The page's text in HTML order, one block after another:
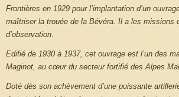
Frontières en 1929 pour l’implantation d’un
maîtriser la trouée de la Bévéra. Il a les missions
d’observation
Edifié de 1930 à 1937, cet ouvrage est l’un des
Maginot, au cœur du secteur fortifié des Alpes
Doté dès son achèvement d’une puissante